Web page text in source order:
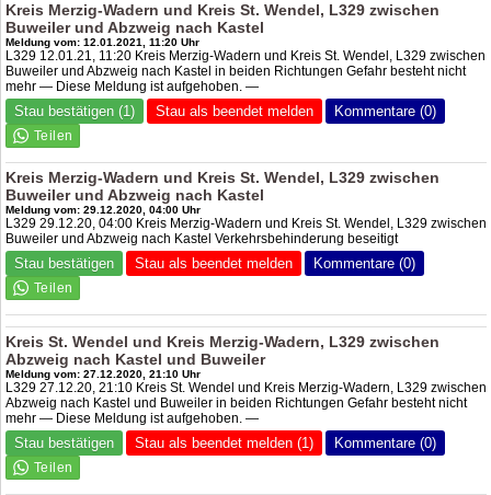
Kreis Merzig-Wadern und Kreis St. Wendel, L329 zwischen
Buweiler und Abzweig nach Kastel
Meldung vom: 12.01.2021, 11:20 Uhr
L329 12.01.21, 11:20 Kreis Merzig-Wadern und Kreis St. Wendel, L329 zwischen
Buweiler und Abzweig nach Kastel in beiden Richtungen Gefahr besteht nicht
mehr — Diese Meldung ist aufgehoben. —
Stau bestätigen (1) Stau als beendet melden Kommentare (0)
Kreis Merzig-Wadern und Kreis St. Wendel, L329 zwischen
Buweiler und Abzweig nach Kastel
Meldung vom: 29.12.2020, 04:00 Uhr
L329 29.12.20, 04:00 Kreis Merzig-Wadern und Kreis St. Wendel, L329 zwischen
Buweiler und Abzweig nach Kastel Verkehrsbehinderung beseitigt
Stau bestätigen Stau als beendet melden Kommentare (0)
Kreis St. Wendel und Kreis Merzig-Wadern, L329 zwischen
Abzweig nach Kastel und Buweiler
Meldung vom: 27.12.2020, 21:10 Uhr
L329 27.12.20, 21:10 Kreis St. Wendel und Kreis Merzig-Wadern, L329 zwischen
Abzweig nach Kastel und Buweiler in beiden Richtungen Gefahr besteht nicht
mehr — Diese Meldung ist aufgehoben. —
Stau bestätigen Stau als beendet melden (1) Kommentare (0)